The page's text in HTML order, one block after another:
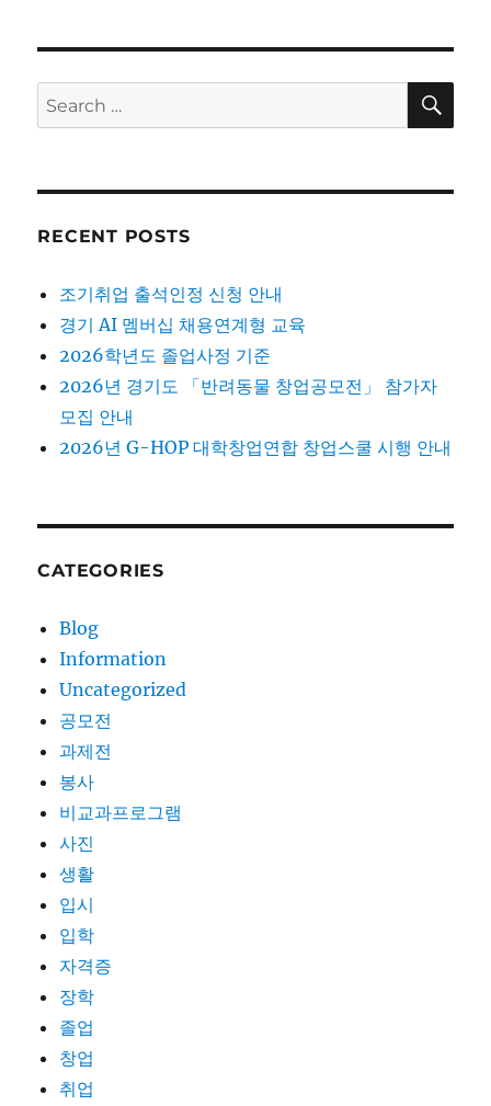
Search
for:
RECENT POSTS
조기취업 출석인정 신청 안내
경기 AI 멤버십 채용연계형 교육
2026학년도 졸업사정 기준
2026년 경기도 「반려동물 창업공모전」 참가자
모집 안내
2026년 G-HOP 대학창업연합 창업스쿨 시행 안내
CATEGORIES
Blog
Information
Uncategorized
공모전
과제전
봉사
비교과프로그램
사진
생활
입시
입학
자격증
장학
졸업
창업
취업